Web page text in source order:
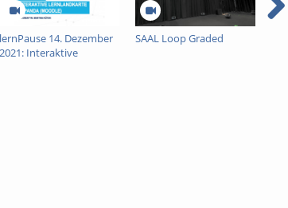
lernPause 14. Dezember
2021: Interaktive
SAAL Loop Graded